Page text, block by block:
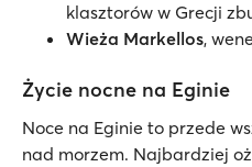
klasztorów w Grecji
Wieża Markellos,
Życie nocne na Eginie
Noce na Eginie to przede
nad morzem. Najbardziej